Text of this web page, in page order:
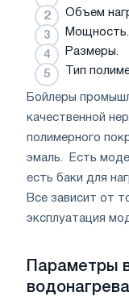
Объем
Мощность.
Размеры.
Тип
Бойлеры
качественной
полимерного
эмаль. Есть
есть баки для
Все зависит от
эксплуатация
Параметры